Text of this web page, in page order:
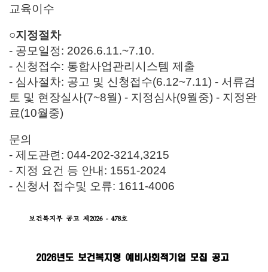
교육이수
○지정절차
- 공모일정: 2026.6.11.~7.10.
- 신청접수: 통합사업관리시스템 제출
- 심사절차: 공고 및 신청접수(6.12~7.11) - 서류검
토 및 현장실사(7~8월) - 지정심사(9월중) - 지정완
료(10월중)
문의
- 제도관련: 044-202-3214,3215
- 지정 요건 등 안내: 1551-2024
- 신청서 접수및 오류: 1611-4006